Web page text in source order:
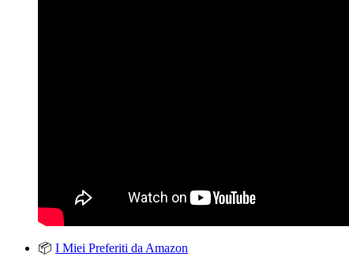
📦 I Miei Preferiti da Amazon